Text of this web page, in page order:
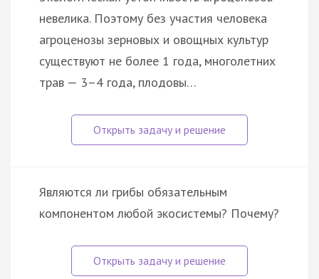
невелика. Поэтому без участия человека
агроценозы зерновых и овощных культур
существуют не более 1 года, многолетних
трав — 3–4 года, плодовы…
Являются ли грибы обязательным
компонентом любой экосистемы? Почему?